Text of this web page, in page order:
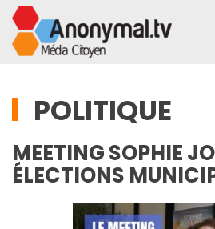
Accéder au contenu
POLITIQUE
MEETING SOPHIE
ÉLECTIONS